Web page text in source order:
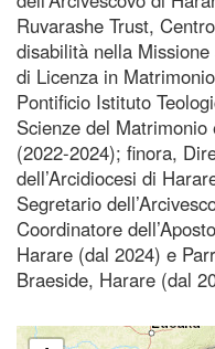
Ruvarashe Trust,
disabilità nella
di Licenza in
Pontificio Istituto
Scienze del
(2022-2024); finora,
dell’Arcidiocesi di
Segretario
Coordinatore
Harare (dal 2024) e
Braeside, Harare (dal